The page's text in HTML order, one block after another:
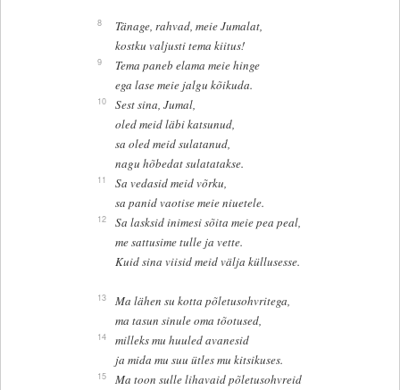
8
Tänage, rahvad, meie Jumalat,
kostku valjusti tema kiitus!
9
Tema paneb elama meie hinge
ega lase meie jalgu kõikuda.
10
Sest sina, Jumal,
oled meid läbi katsunud,
sa oled meid sulatanud,
nagu hõbedat sulatatakse.
11
Sa vedasid meid võrku,
sa panid vaotise meie niuetele.
12
Sa lasksid inimesi sõita meie pea peal,
me sattusime tulle ja vette.
Kuid sina viisid meid välja küllusesse.
13
Ma lähen su kotta põletusohvritega,
ma tasun sinule oma tõotused,
14
milleks mu huuled avanesid
ja mida mu suu ütles mu kitsikuses.
15
Ma toon sulle lihavaid põletusohvreid